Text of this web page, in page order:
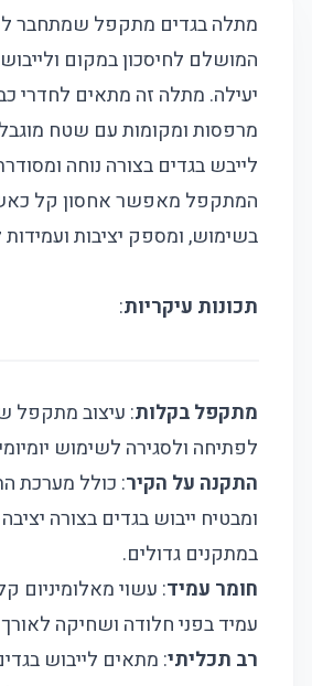
מתלה בגדים מתקפל שמתחבר
המושלם לחיסכון במקום
יעילה. מתלה זה מתאים לחדרי
מרפסות ומקומות עם שטח
לייבש בגדים בצורה נוחה
המתקפל מאפשר אחסון קל
בשימוש, ומספק יציבות ועמידות
תכונות עיקריות:
מתקפל בקלות: עיצוב מתקפל
לפתיחה ולסגירה לשימוש
התקנה על הקיר: כולל מערכת
ומבטיח ייבוש בגדים בצורה
במתקנים גדולים.
חומר עמיד: עשוי מאלומיניום
עמיד בפני חלודה ושחיקה לאורך
רב תכליתי: מתאים לייבוש